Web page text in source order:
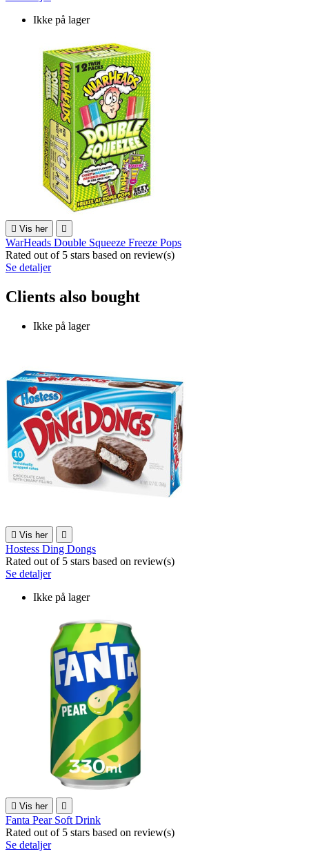
Ikke på lager
 Vis her 
WarHeads Double Squeeze Freeze Pops
Rated out of 5 stars based on review(s)
Se detaljer
Clients also bought
Ikke på lager
 Vis her 
Hostess Ding Dongs
Rated out of 5 stars based on review(s)
Se detaljer
Ikke på lager
 Vis her 
Fanta Pear Soft Drink
Rated out of 5 stars based on review(s)
Se detaljer